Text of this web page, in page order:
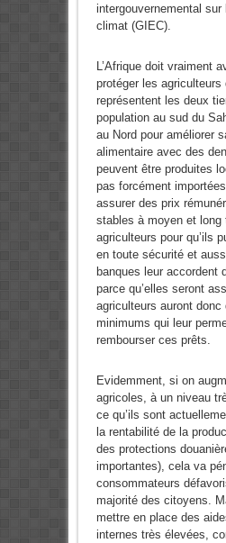
intergouvernemental sur
climat (GIEC).
L’Afrique doit vraiment
protéger les agriculteurs
représentent les deux
population au sud du
au Nord pour améliorer
alimentaire avec des
peuvent être produites
pas forcément
assurer des prix
stables à moyen et long
agriculteurs pour qu’ils
en toute sécurité et
banques leur accordent
parce qu’elles seront
agriculteurs auront donc
minimums qui leur
rembourser ces prêts.
Evidemment, si on
agricoles, à un niveau
ce qu’ils sont
la rentabilité de la
des protections
importantes), cela va
consommateurs
majorité des citoyens.
mettre en place des
internes très élevées,